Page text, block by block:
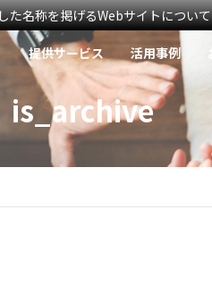
た名称を掲げるWebサイトについて
提供サービス 活用事例
is_archive